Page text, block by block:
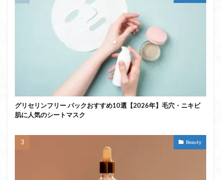
グリセリンフリー パックおすすめ10選【2026年】毛穴・ニキビ
肌に人気のシートマスク
Beauty